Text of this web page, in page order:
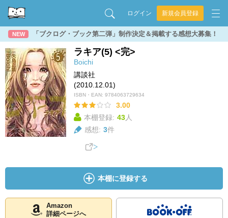
ログイン 新規会員登録
NEW 「ブクログ・ブック第二弾」制作決定＆掲載する感想大募集！
ラキア(5) <完>
Boichi
講談社
(2010.12.01)
ISBN・EAN: 9784063729634
3.00
本棚登録: 43人
感想: 3件
本棚に登録する
Amazon
詳細ページへ